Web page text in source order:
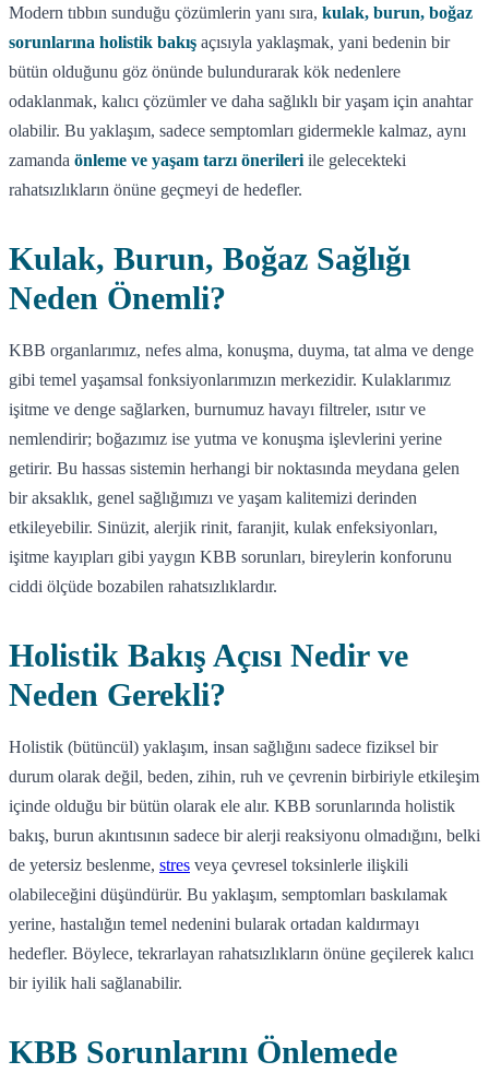
Modern tıbbın sunduğu çözümlerin yanı sıra, kulak, burun, boğaz
sorunlarına holistik bakış açısıyla yaklaşmak, yani bedenin bir
bütün olduğunu göz önünde bulundurarak kök nedenlere
odaklanmak, kalıcı çözümler ve daha sağlıklı bir yaşam için anahtar
olabilir. Bu yaklaşım, sadece semptomları gidermekle kalmaz, aynı
zamanda önleme ve yaşam tarzı önerileri ile gelecekteki
rahatsızlıkların önüne geçmeyi de hedefler.
Kulak, Burun, Boğaz Sağlığı
Neden Önemli?
KBB organlarımız, nefes alma, konuşma, duyma, tat alma ve denge
gibi temel yaşamsal fonksiyonlarımızın merkezidir. Kulaklarımız
işitme ve denge sağlarken, burnumuz havayı filtreler, ısıtır ve
nemlendirir; boğazımız ise yutma ve konuşma işlevlerini yerine
getirir. Bu hassas sistemin herhangi bir noktasında meydana gelen
bir aksaklık, genel sağlığımızı ve yaşam kalitemizi derinden
etkileyebilir. Sinüzit, alerjik rinit, faranjit, kulak enfeksiyonları,
işitme kayıpları gibi yaygın KBB sorunları, bireylerin konforunu
ciddi ölçüde bozabilen rahatsızlıklardır.
Holistik Bakış Açısı Nedir ve
Neden Gerekli?
Holistik (bütüncül) yaklaşım, insan sağlığını sadece fiziksel bir
durum olarak değil, beden, zihin, ruh ve çevrenin birbiriyle etkileşim
içinde olduğu bir bütün olarak ele alır. KBB sorunlarında holistik
bakış, burun akıntısının sadece bir alerji reaksiyonu olmadığını, belki
de yetersiz beslenme, stres veya çevresel toksinlerle ilişkili
olabileceğini düşündürür. Bu yaklaşım, semptomları baskılamak
yerine, hastalığın temel nedenini bularak ortadan kaldırmayı
hedefler. Böylece, tekrarlayan rahatsızlıkların önüne geçilerek kalıcı
bir iyilik hali sağlanabilir.
KBB Sorunlarını Önlemede